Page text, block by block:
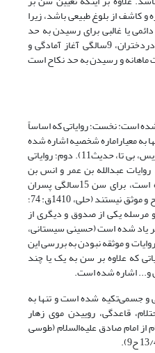
و کاشف از بلوغ طبیعی باشد، زیرا
15سالگی امارة دائمی ‌یا غالبی برای رسیدن به حد
بلوغ جسمی ‌و جنسی آنان است، و دردختران، 9سالگی آغاز آمادگی و
ماهانه و رسیدن به حد نکاح است
است: نخست؛ روایاتی که اساساً
به معیاراماره شخصیه اشاره شده
است، مانند حدیث رفع قلم (ابن ادریس، بی تا، حدیث11). دوم؛ روایاتی
عبدالله بن عمر و انس بن
مالک که از طریق عامه روایت شده است، برای سن 15سالگی پسران
آورده شده است و این احادیث صحیح و موثق نیستند (حلی، 1410ق: 74؛
همچنین دو مرسله یکی از صدوق و دیگری از
9سالگی دردختر یاد شده است (حسینی سیستانی،
روایات و موثقه نبودن به بررسی این
که علاوه بر سن به یک یا چند
و... اشاره شده است.
و جسمی‌تکیه شده است و تنها به
قاعدگی، روییدن موی زهار
امام صادق علیه‌السلام (طوسی,